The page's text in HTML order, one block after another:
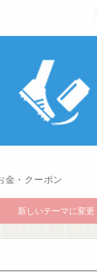
金・クーポン
新しいテーマに変更